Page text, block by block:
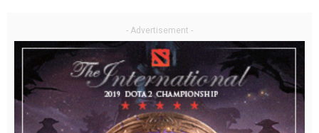
- Advertisement -